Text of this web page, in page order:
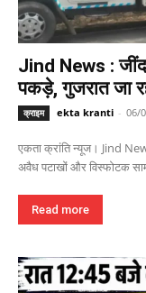
Jind News :
पकड़े, गुजरात जा
क्राइम ekta kranti - 06/
एकता क्रांति न्यूज। Jind
अवैध पटाखों और विस्फोटक
Read more